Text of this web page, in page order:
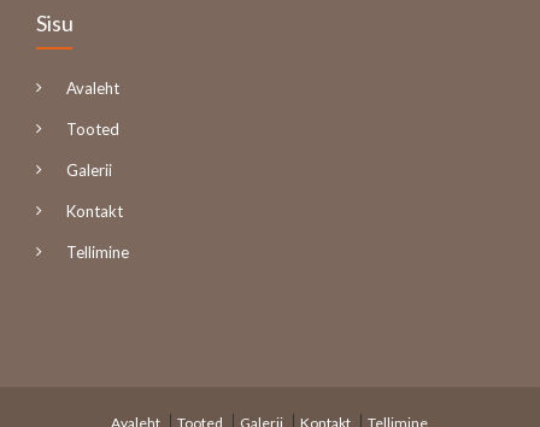
Sisu
Avaleht
Tooted
Galerii
Kontakt
Tellimine
Avaleht Tooted Galerii Kontakt Tellimine